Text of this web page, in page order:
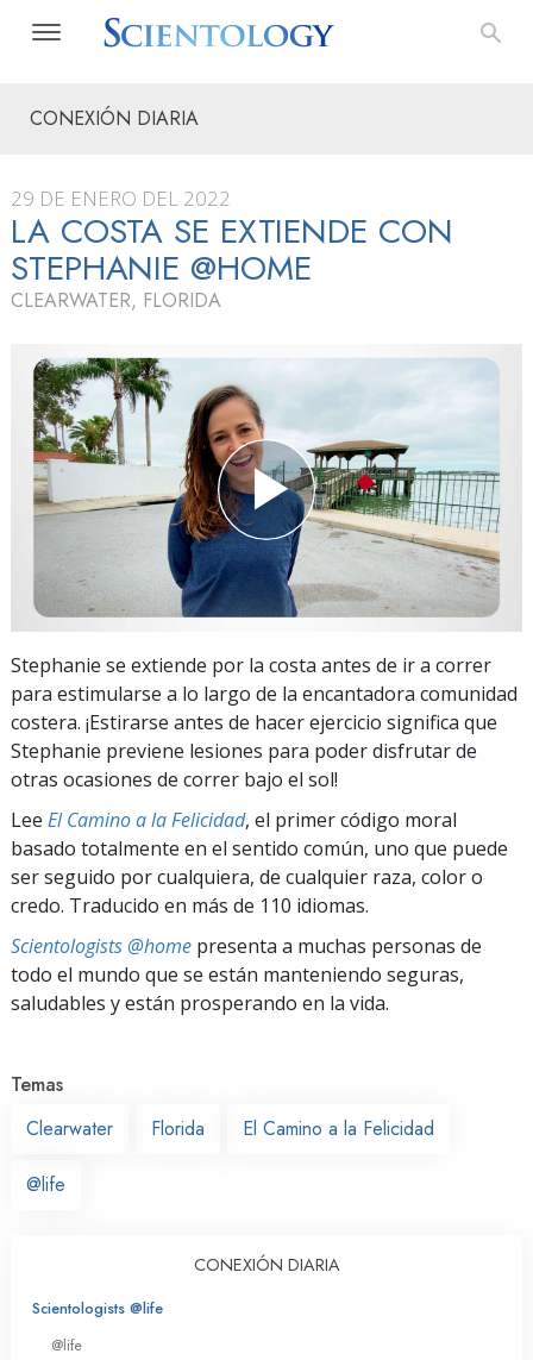
CONEXIÓN DIARIA
29 DE ENERO DEL 2022
LA COSTA SE EXTIENDE CON
STEPHANIE @HOME
CLEARWATER, FLORIDA
Stephanie se extiende por la costa antes de ir a correr
para estimularse a lo largo de la encantadora comunidad
costera. ¡Estirarse antes de hacer ejercicio significa que
Stephanie previene lesiones para poder disfrutar de
otras ocasiones de correr bajo el sol!
Lee El Camino a la Felicidad, el primer código moral
basado totalmente en el sentido común, uno que puede
ser seguido por cualquiera, de cualquier raza, color o
credo. Traducido en más de 110 idiomas.
Scientologists @home presenta a muchas personas de
todo el mundo que se están manteniendo seguras,
saludables y están prosperando en la vida.
Temas
Clearwater
Florida El Camino a la Felicidad
@life
CONEXIÓN DIARIA
Scientologists @life
@life